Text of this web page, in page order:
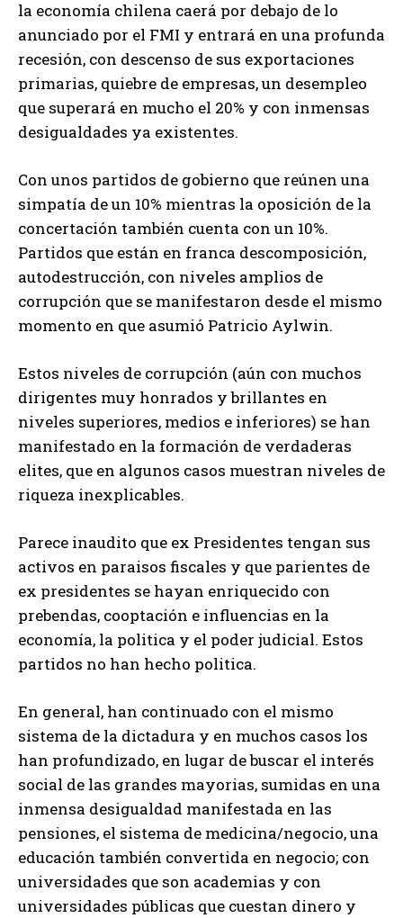
la economía chilena caerá por debajo de lo
anunciado por el FMI y entrará en una profunda
recesión, con descenso de sus exportaciones
primarias, quiebre de empresas, un desempleo
que superará en mucho el 20% y con inmensas
desigualdades ya existentes.
Con unos partidos de gobierno que reúnen una
simpatía de un 10% mientras la oposición de la
concertación también cuenta con un 10%.
Partidos que están en franca descomposición,
autodestrucción, con niveles amplios de
corrupción que se manifestaron desde el mismo
momento en que asumió Patricio Aylwin.
Estos niveles de corrupción (aún con muchos
dirigentes muy honrados y brillantes en
niveles superiores, medios e inferiores) se han
manifestado en la formación de verdaderas
elites, que en algunos casos muestran niveles de
riqueza inexplicables.
Parece inaudito que ex Presidentes tengan sus
activos en paraisos fiscales y que parientes de
ex presidentes se hayan enriquecido con
prebendas, cooptación e influencias en la
economía, la politica y el poder judicial. Estos
partidos no han hecho politica.
En general, han continuado con el mismo
sistema de la dictadura y en muchos casos los
han profundizado, en lugar de buscar el interés
social de las grandes mayorias, sumidas en una
inmensa desigualdad manifestada en las
pensiones, el sistema de medicina/negocio, una
educación también convertida en negocio; con
universidades que son academias y con
universidades públicas que cuestan dinero y